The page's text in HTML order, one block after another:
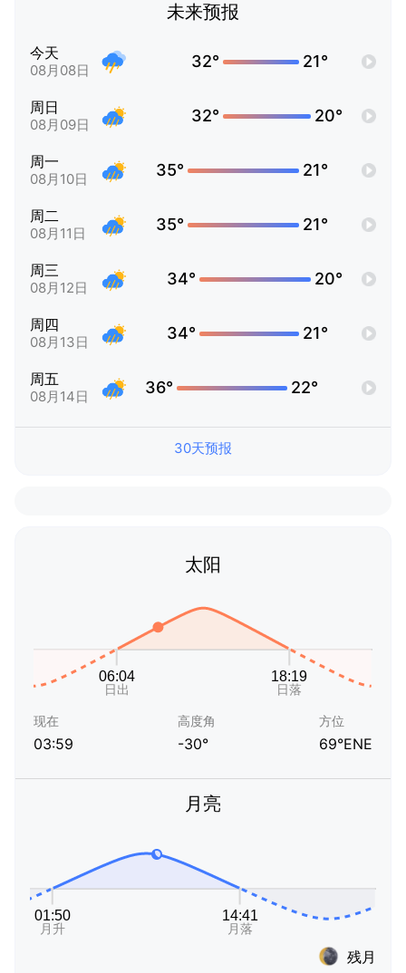
未来预报
今天
08月08日 32° 21°
周日
08月09日 32° 20°
周一
08月10日 35° 21°
周二
08月11日 35° 21°
周三
08月12日 34° 20°
周四
08月13日 34° 21°
周五
08月14日 36° 22°
30天预报
太阳
现在
03:59
高度角
-30°
方位
69°ENE
月亮
残月